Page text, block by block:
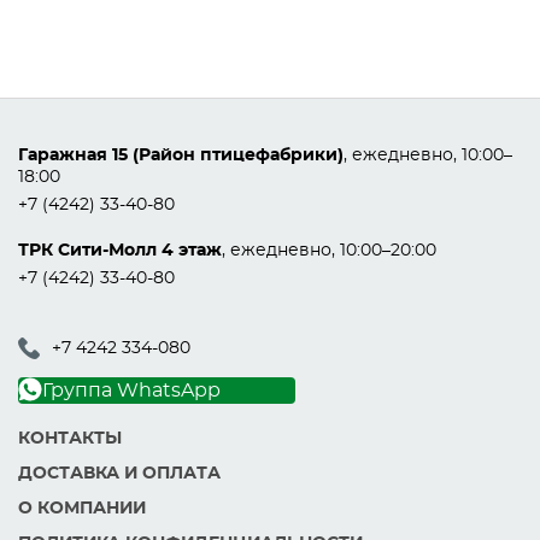
Гаражная 15 (Район птицефабрики), ежедневно, 10:00–
18:00
+7 (4242) 33-40-80
ТРК Сити-Молл 4 этаж, ежедневно, 10:00–20:00
+7 (4242) 33-40-80
+7 4242 334-080
Группа WhatsApp
КОНТАКТЫ
ДОСТАВКА И ОПЛАТА
О КОМПАНИИ